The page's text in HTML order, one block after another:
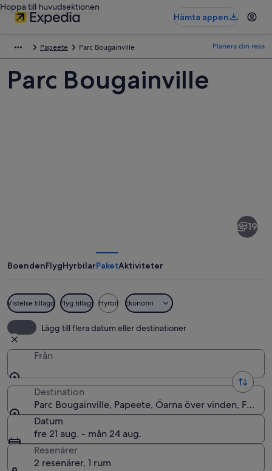
Hoppa till huvudsektionen
Hämta appen
Papeete Parc Bougainville Planera din resa
Parc Bougainville
19
BoendenFlygHyrbilarPaketAktiviteter
Vistelse tillagd Flyg tillagt Hyrbil Ekonomi
Lägg till flera datum eller destinationer
Från
Destination
Parc Bougainville, Papeete, Öarna över vinden,
Datum
fre 21 aug. - mån 24 aug.
Resenärer
2 resenärer, 1 rum